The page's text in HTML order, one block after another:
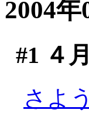
2004
#1 ４
さよ